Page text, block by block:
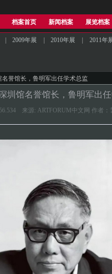
档案首页 新闻档案 展览档案
2009年展 2010年展 2011年
誉馆长，鲁明军出任学术总监
圳馆名誉馆长，鲁明军出
来源: ARTFORUM中文网 作者：